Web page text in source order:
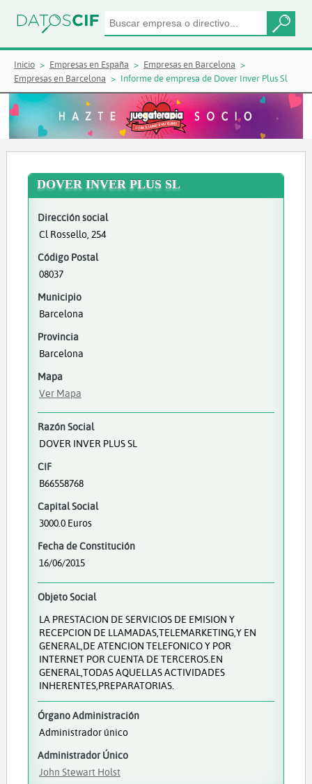
Inicio Empresas en España
Empresas en Barcelona
Empresas en Barcelona
Informe de empresa de Dover Inver Plus Sl
DOVER INVER PLUS SL
Dirección social
Cl Rossello, 254
Código Postal
08037
Municipio
Barcelona
Provincia
Barcelona
Mapa
Ver Mapa
Razón Social
DOVER INVER PLUS SL
CIF
B66558768
Capital Social
3000.0 Euros
Fecha de Constitución
16/06/2015
Objeto Social
LA PRESTACION DE SERVICIOS DE EMISION Y
RECEPCION DE LLAMADAS,TELEMARKETING,Y EN
GENERAL,DE ATENCION TELEFONICO Y POR
INTERNET POR CUENTA DE TERCEROS.EN
GENERAL,TODAS AQUELLAS ACTIVIDADES
INHERENTES,PREPARATORIAS.
Órgano Administración
Administrador único
Administrador Único
John Stewart Holst